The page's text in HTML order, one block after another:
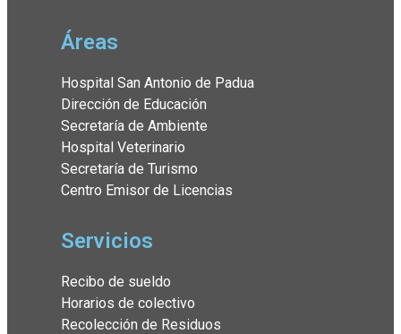
Áreas
Hospital San Antonio de Padua
Dirección de Educación
Secretaría de Ambiente
Hospital Veterinario
Secretaría de Turismo
Centro Emisor de Licencias
Servicios
Recibo de sueldo
Horarios de colectivo
Recolección de Residuos